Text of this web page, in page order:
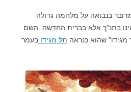
בנבואה על מלחמה גדולה
בתנ"ך אלא בברית החדשה. השם
מגידו" שהוא כנראה תל מגידו בעמר